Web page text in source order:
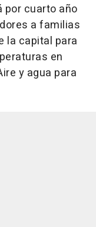
por cuarto año
a familias
la capital para
en
y agua para